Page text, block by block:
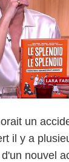
un
il y a
nouvel